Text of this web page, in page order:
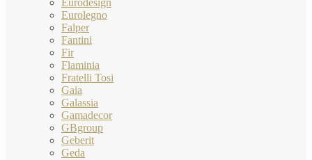
Eurodesign
Eurolegno
Falper
Fantini
Fir
Flaminia
Fratelli Tosi
Gaia
Galassia
Gamadecor
GBgroup
Geberit
Geda